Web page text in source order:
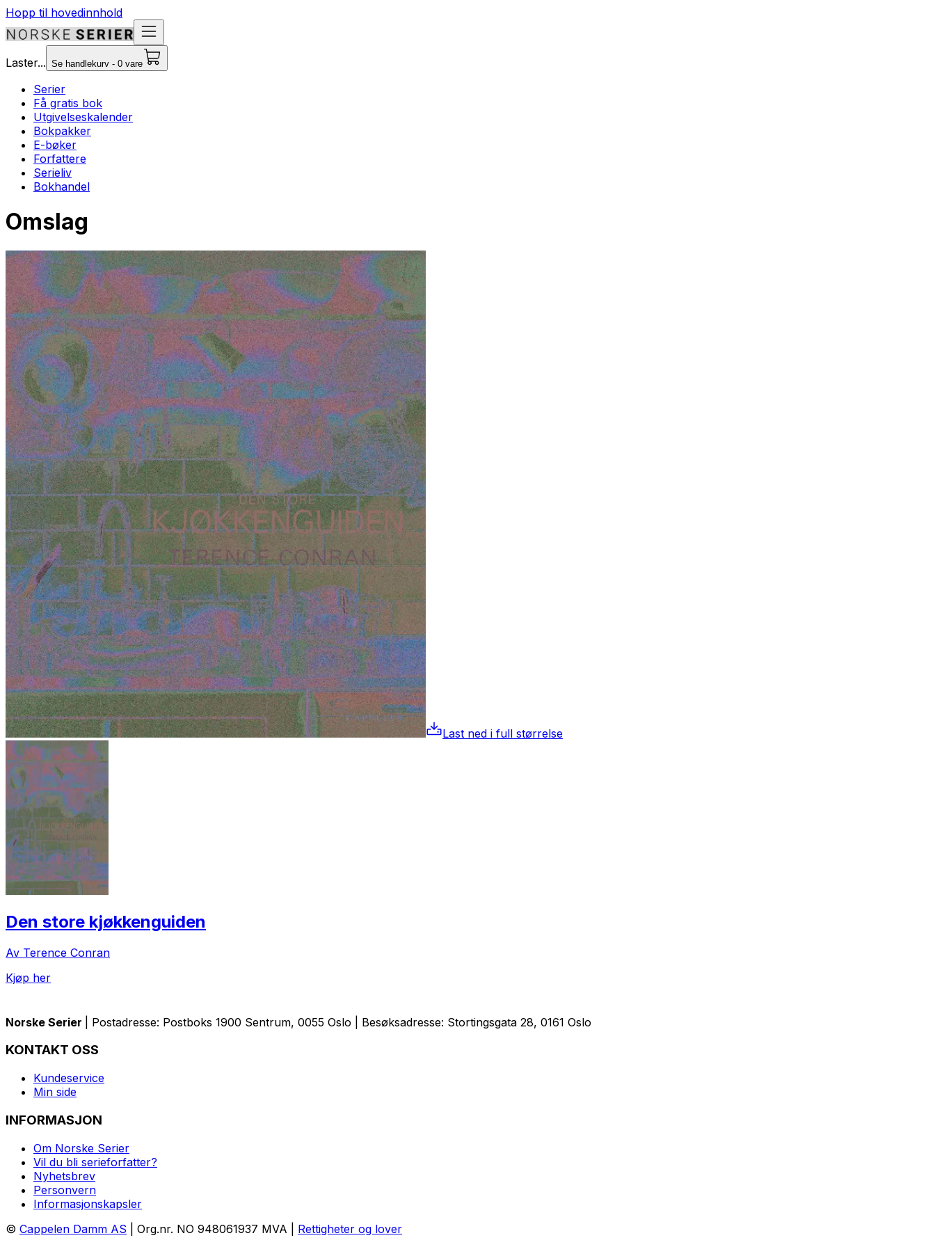
Hopp til hovedinnhold
Laster... Se handlekurv - 0 vare
Serier
Få gratis bok
Utgivelseskalender
Bokpakker
E-bøker
Forfattere
Serieliv
Bokhandel
Omslag
Last ned i full størrelse
Den store kjøkkenguiden
Av Terence Conran
Kjøp her
Norske Serier | Postadresse: Postboks 1900 Sentrum, 0055 Oslo | Besøksadresse: Stortingsgata 28, 0161 Oslo
KONTAKT OSS
Kundeservice
Min side
INFORMASJON
Om Norske Serier
Vil du bli serieforfatter?
Nyhetsbrev
Personvern
Informasjonskapsler
© Cappelen Damm AS | Org.nr. NO 948061937 MVA | Rettigheter og lover